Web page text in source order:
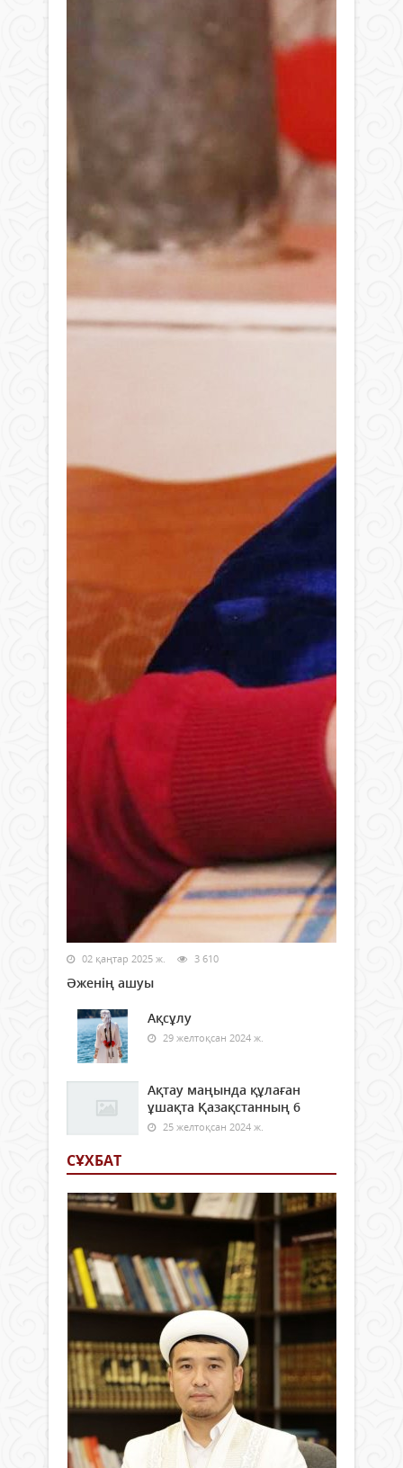
02 қаңтар 2025 ж. 3 610
Әженің ашуы
Ақсұлу
29 желтоқсан 2024 ж.
Ақтау маңында құлаған
ұшақта Қазақстанның 6
25 желтоқсан 2024 ж.
СҰХБАТ